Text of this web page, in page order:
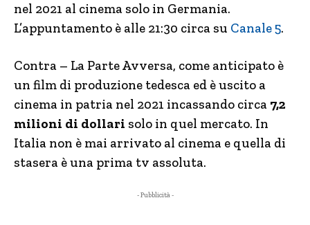
nel 2021 al cinema solo in Germania.
L’appuntamento è alle 21:30 circa su Canale 5.
Contra – La Parte Avversa, come anticipato è
un film di produzione tedesca ed è uscito a
cinema in patria nel 2021 incassando circa 7,2
milioni di dollari solo in quel mercato. In
Italia non è mai arrivato al cinema e quella di
stasera è una prima tv assoluta.
- Pubblicità -